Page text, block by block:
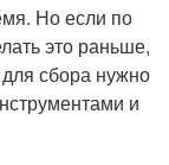
Но если по
это раньше,
сбора нужно
и